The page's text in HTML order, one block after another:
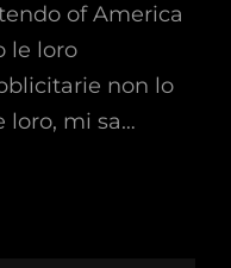
of America
le loro
non lo
loro, mi sa…